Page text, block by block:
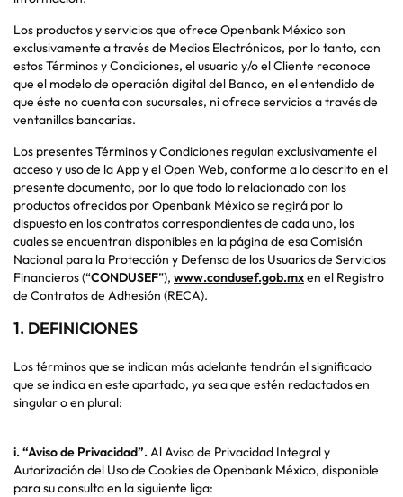
Los productos y servicios que ofrece Openbank México son
exclusivamente a través de Medios Electrónicos, por lo tanto, con
estos Términos y Condiciones, el usuario y/o el Cliente reconoce
que el modelo de operación digital del Banco, en el entendido de
que éste no cuenta con sucursales, ni ofrece servicios a través de
ventanillas bancarias.
Los presentes Términos y Condiciones regulan exclusivamente el
acceso y uso de la App y el Open Web, conforme a lo descrito en el
presente documento, por lo que todo lo relacionado con los
productos ofrecidos por Openbank México se regirá por lo
dispuesto en los contratos correspondientes de cada uno, los
cuales se encuentran disponibles en la página de esa Comisión
Nacional para la Protección y Defensa de los Usuarios de Servicios
Financieros (“CONDUSEF”), www.condusef.gob.mxen el Registro
de Contratos de Adhesión (RECA).
1. DEFINICIONES
Los términos que se indican más adelante tendrán el significado
que se indica en este apartado, ya sea que estén redactados en
singular o en plural:
i. “Aviso de Privacidad”. Al Aviso de Privacidad Integral y
Autorización del Uso de Cookies de Openbank México, disponible
para su consulta en la siguiente liga: